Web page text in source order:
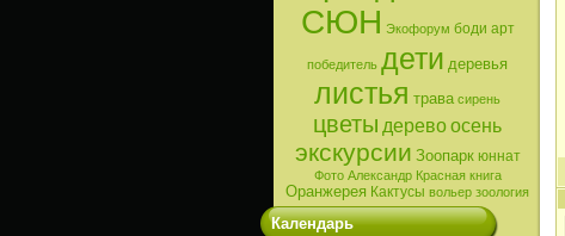
СЮН Экофорум боди арт
победитель дети деревья
листья трава сирень
цветы деревоосень
экскурсии Зоопарк юннат
Фото Александр Красная книга
Оранжерея Кактусы вольер зоология
Календарь